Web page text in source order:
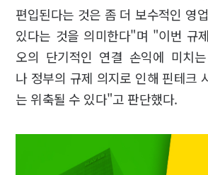
편입된다는 것은 좀 더 보수적인 영
있다는 것을 의미한다"며 "이번 규
오의 단기적인 연결 손익에 미치
나 정부의 규제 의지로 인해 핀테크
는 위축될 수 있다"고 판단했다.